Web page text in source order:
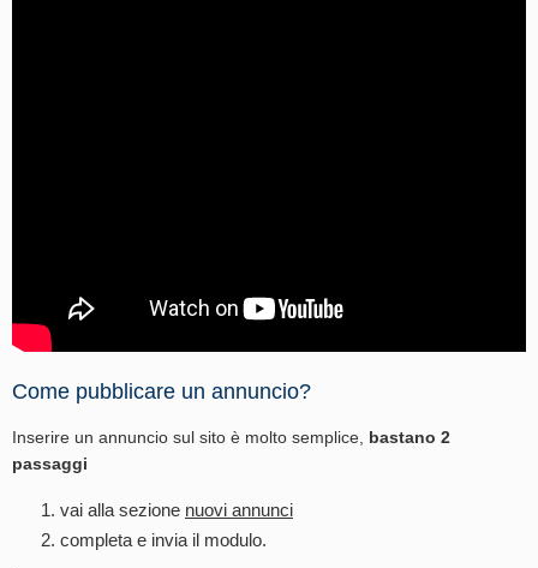
Come pubblicare un annuncio?
Inserire un annuncio sul sito è molto semplice, bastano 2
passaggi
vai alla sezione nuovi annunci
completa e invia il modulo.